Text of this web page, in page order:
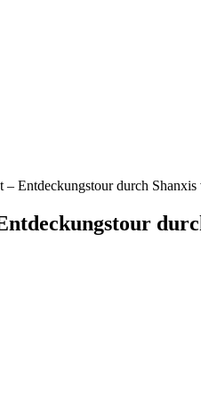
Entdeckungstour durch Shanxis